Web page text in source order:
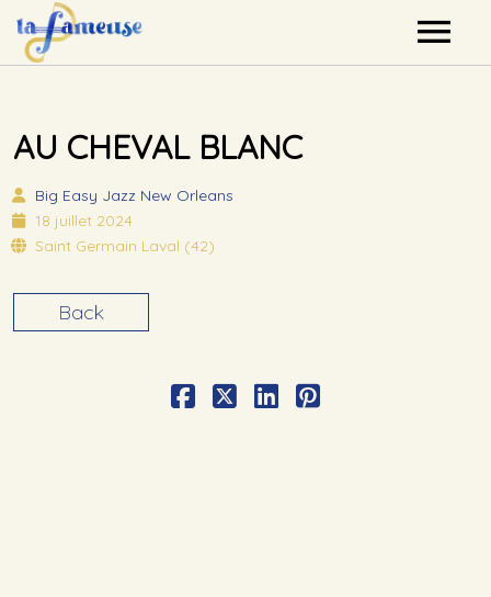
Agenda
Label
AU CHEVAL BLANC
Big Easy Jazz New Orleans
18 juillet 2024
Saint Germain Laval (42)
Back